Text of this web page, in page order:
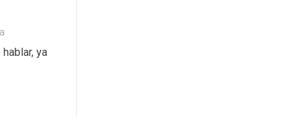
ya